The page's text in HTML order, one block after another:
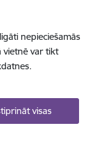
nepieciešamās
vietnē var tikt
visas